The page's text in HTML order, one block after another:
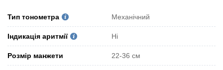
Тип тонометра Механічний
Індикація аритмії Ні
Розмір манжети 22-36 см